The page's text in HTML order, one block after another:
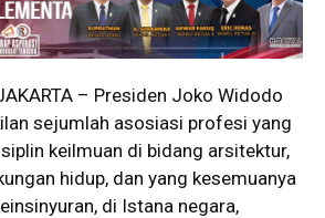
– Presiden Joko Widodo
sejumlah asosiasi profesi yang
keilmuan di bidang arsitektur,
hidup, dan yang kesemuanya
di Istana negara,